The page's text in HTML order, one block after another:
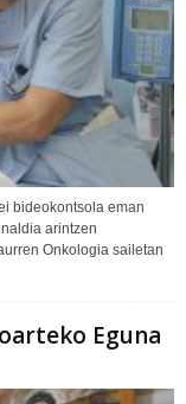
bideokontsola eman
arintzen
Onkologia sailetan
Eguna